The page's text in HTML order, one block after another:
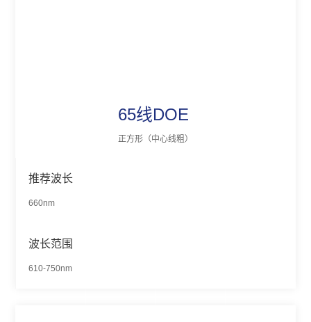
65线DOE
正方形（中心线粗）
推荐波长
660nm
波长范围
610-750nm